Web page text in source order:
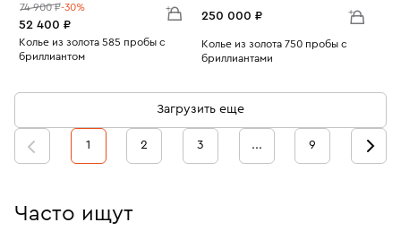
74 900 ₽-30%
52 400 ₽
Размеры:
Колье из золота 585 пробы с
бриллиантом
250 000 ₽
Размеры:
Колье из золота 750 пробы с
бриллиантами
Загрузить еще
1 2 3 ... 9
Часто ищут